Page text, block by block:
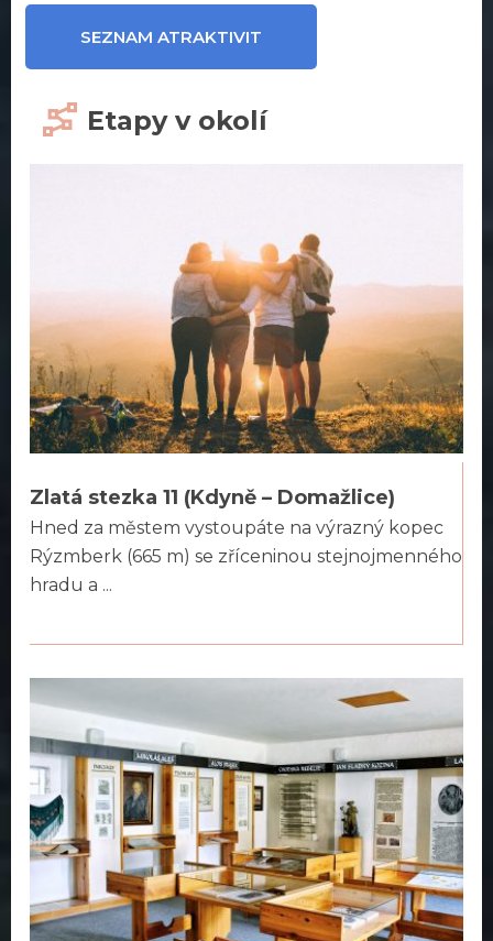
SEZNAM ATRAKTIVIT
Etapy v okolí
Zlatá stezka 11 (Kdyně – Domažlice)
Hned za městem vystoupáte na výrazný kopec
Rýzmberk (665 m) se zříceninou stejnojmenného
hradu a ...